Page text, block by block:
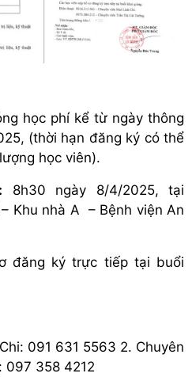
học phí kể từ ngày thông
(thời hạn đăng ký có thể
học viên).
8h30 ngày 8/4/2025, tại
Khu nhà A – Bệnh viện An
đăng ký trực tiếp tại buổi
091 631 5563 2. Chuyên
097 358 4212